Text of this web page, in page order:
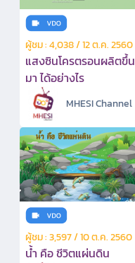
ผู้ชม : 4,038 / 12 ต.ค. 2560
แสงซินโครตรอนผลิตขึ้น
มา ได้อย่างไร
MHESI Channel
ผู้ชม : 3,597 / 10 ต.ค. 2560
น้ำ คือ ชีวิตแผ่นดิน